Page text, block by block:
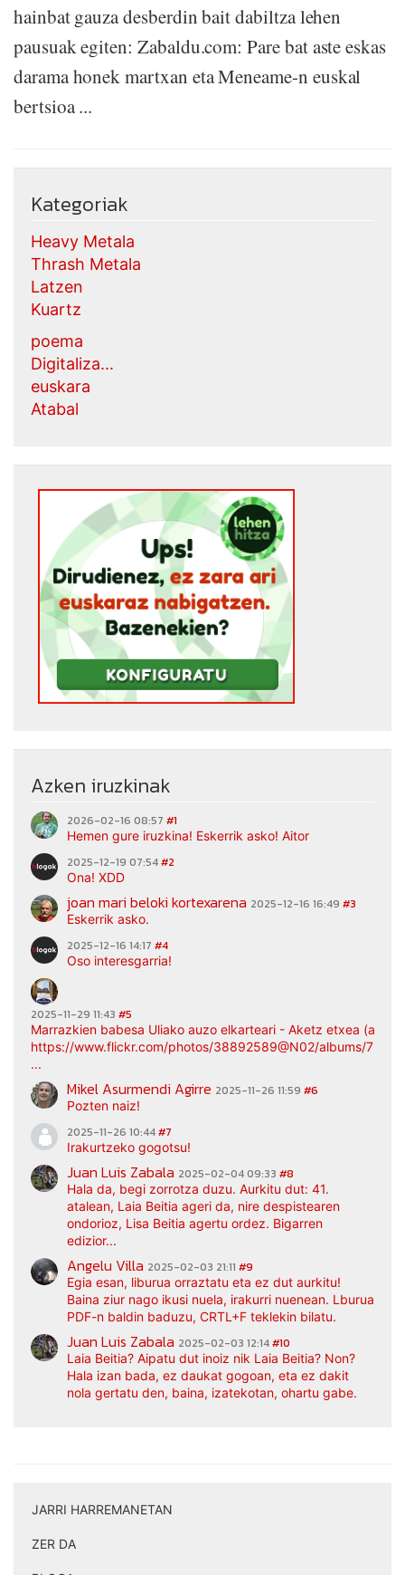
hainbat gauza desberdin bait dabiltza lehen
pausuak egiten: Zabaldu.com: Pare bat aste eskas
darama honek martxan eta Meneame-n euskal
bertsioa ...
Kategoriak
Heavy Metala
Thrash Metala
Latzen
Kuartz
poema
Digitaliza...
euskara
Atabal
Azken iruzkinak
2026-02-16 08:57 #1
Hemen gure iruzkina! Eskerrik asko! Aitor
2025-12-19 07:54#2
Ona! XDD
joan mari beloki kortexarena 2025-12-16 16:49 #3
Eskerrik asko.
2025-12-16 14:17 #4
Oso interesgarria!
2025-11-29 11:43 #5
Marrazkien babesa Uliako auzo elkarteari - Aketz etxea
https://www.flickr.com/photos/38892589@N02/albums/
...
Mikel Asurmendi Agirre 2025-11-26 11:59 #6
Pozten naiz!
2025-11-26 10:44#7
Irakurtzeko gogotsu!
Juan Luis Zabala 2025-02-04 09:33 #8
Hala da, begi zorrotza duzu. Aurkitu dut: 41.
atalean, Laia Beitia ageri da, nire despistearen
ondorioz, Lisa Beitia agertu ordez. Bigarren
edizior...
Angelu Villa 2025-02-03 21:11 #9
Egia esan, liburua orraztatu eta ez dut aurkitu!
Baina ziur nago ikusi nuela, irakurri nuenean. Lburua
PDF-n baldin baduzu, CRTL+F teklekin bilatu.
Juan Luis Zabala 2025-02-03 12:14#10
Laia Beitia? Aipatu dut inoiz nik Laia Beitia? Non?
Hala izan bada, ez daukat gogoan, eta ez dakit
nola gertatu den, baina, izatekotan, ohartu gabe.
JARRI HARREMANETAN
ZER DA